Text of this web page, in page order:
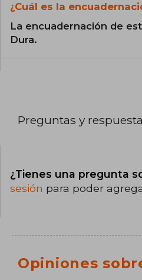
¿Cuál es la
La encuadernación de
Dura.
Preguntas y
¿Tienes una pregunta
sesión para poder
Opiniones